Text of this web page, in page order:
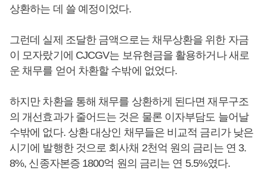
상환하는 데 쓸 예정이었다.
그런데 실제 조달한 금액으로는 채무상환을 위한 자금
이 모자랐기에 CJCGV는 보유현금을 활용하거나 새로
운 채무를 얻어 차환할 수밖에 없었다.
하지만 차환을 통해 채무를 상환하게 된다면 재무구조
의 개선효과가 줄어드는 것은 물론 이자부담도 늘어날
수밖에 없다. 상환 대상인 채무들은 비교적 금리가 낮은
시기에 발행한 것으로 회사채 2천억 원의 금리는 연 3.
8%, 신종자본증 1800억 원의 금리는 연 5.5%였다.